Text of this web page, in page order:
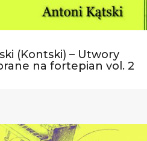
(Kontski) – Utwory
na fortepian vol. 2